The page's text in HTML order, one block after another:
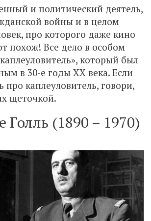
и политический деятель,
войны и в целом
про которого даже кино
похож! Все дело в особом
который был
в 30-е годы XX века. Если
каплеуловитель, говори,
щеточкой.
Голль (1890 – 1970)